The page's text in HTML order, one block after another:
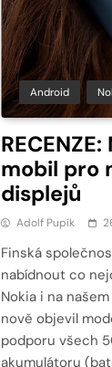
Android
mobil pro
displejů
Adolf Pupík
Finská
nabídnout co
Nokia i na
nově objevil
podporu všech
akumulátoru